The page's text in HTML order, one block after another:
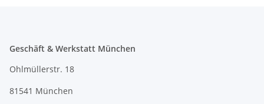
Geschäft & Werkstatt München
Ohlmüllerstr. 18
81541 München